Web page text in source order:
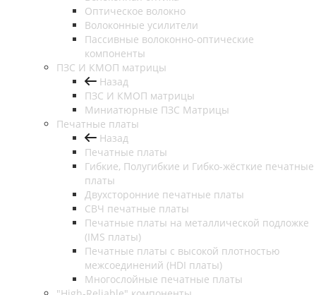
Оптическое волокно
Волоконные усилители
Пассивные волоконно-оптические
компоненты
ПЗС И КМОП матрицы
Назад
ПЗС И КМОП матрицы
Миниатюрные ПЗС Матрицы
Печатные платы
Назад
Печатные платы
Гибкие, Полугибкие и Гибко-жёсткие печатные
платы
Двухсторонние печатные платы
СВЧ печатные платы
Печатные платы на металлической подложке
(IMS платы)
Печатные платы с высокой плотностью
межсоединений (HDI платы)
Многослойные печатные платы